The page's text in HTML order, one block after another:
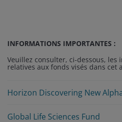
INFORMATIONS IMPORTANTES :
Veuillez consulter, ci-dessous,
relatives aux fonds visés dans cet
Horizon Discovering New
Global Life Sciences Fund